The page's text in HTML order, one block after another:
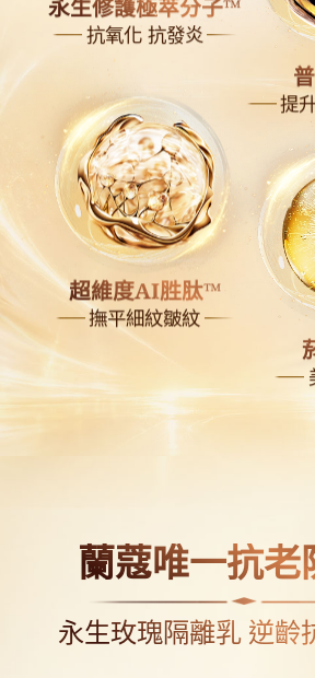
永生修護極萃分子™
抗氧化 抗發炎
超維度AI胜肽™
撫平細紋皺紋
提
蘭蔻唯一抗老
永生玫瑰隔離乳 逆齡